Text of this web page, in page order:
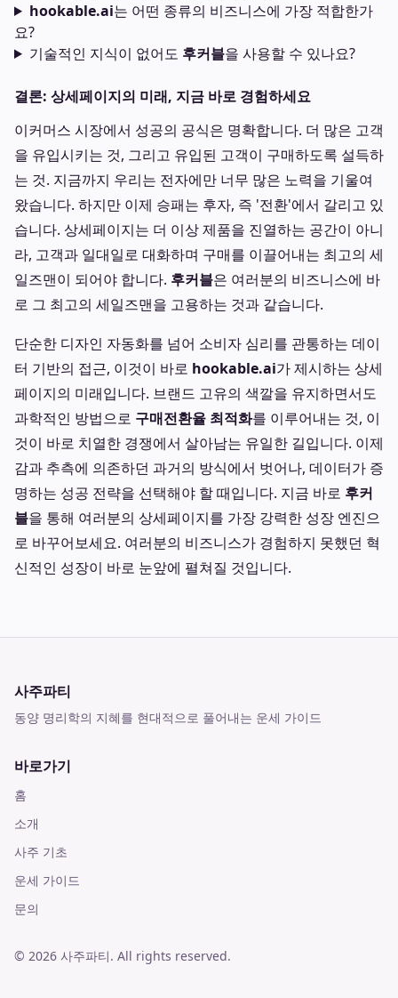
hookable.ai는 어떤 종류의 비즈니스에 가장 적합한가
요?
기술적인 지식이 없어도 후커블을 사용할 수 있나요?
결론: 상세페이지의 미래, 지금 바로 경험하세요
이커머스 시장에서 성공의 공식은 명확합니다. 더 많은 고객
을 유입시키는 것, 그리고 유입된 고객이 구매하도록 설득하
는 것. 지금까지 우리는 전자에만 너무 많은 노력을 기울여
왔습니다. 하지만 이제 승패는 후자, 즉 '전환'에서 갈리고 있
습니다. 상세페이지는 더 이상 제품을 진열하는 공간이 아니
라, 고객과 일대일로 대화하며 구매를 이끌어내는 최고의 세
일즈맨이 되어야 합니다. 후커블은 여러분의 비즈니스에 바
로 그 최고의 세일즈맨을 고용하는 것과 같습니다.
단순한 디자인 자동화를 넘어 소비자 심리를 관통하는 데이
터 기반의 접근, 이것이 바로 hookable.ai가 제시하는 상세
페이지의 미래입니다. 브랜드 고유의 색깔을 유지하면서도
과학적인 방법으로 구매전환율 최적화를 이루어내는 것, 이
것이 바로 치열한 경쟁에서 살아남는 유일한 길입니다. 이제
감과 추측에 의존하던 과거의 방식에서 벗어나, 데이터가 증
명하는 성공 전략을 선택해야 할 때입니다. 지금 바로 후커
블을 통해 여러분의 상세페이지를 가장 강력한 성장 엔진으
로 바꾸어보세요. 여러분의 비즈니스가 경험하지 못했던 혁
신적인 성장이 바로 눈앞에 펼쳐질 것입니다.
사주파티
동양 명리학의 지혜를 현대적으로 풀어내는 운세 가이드
바로가기
홈
소개
사주 기초
운세 가이드
문의
© 2026 사주파티. All rights reserved.